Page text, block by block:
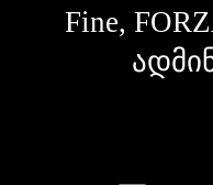
Fine,